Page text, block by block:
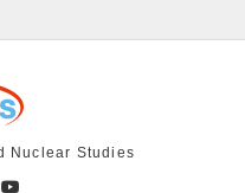
Nuclear Studies